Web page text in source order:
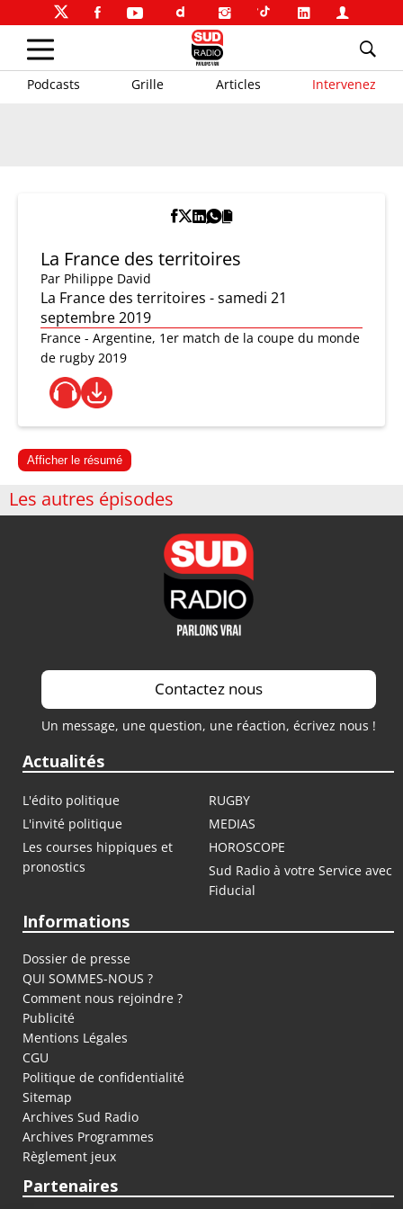
Podcasts Grille Articles Intervenez
La France des territoires
Par Philippe David
La France des territoires - samedi 21
septembre 2019
France - Argentine, 1er match de la coupe du monde
de rugby 2019
Afficher le résumé
Les autres épisodes
Contactez nous
Un message, une question, une réaction, écrivez nous !
Actualités
L'édito politique
RUGBY
L'invité politique
MEDIAS
Les courses hippiques et
pronostics
HOROSCOPE
Sud Radio à votre Service avec
Fiducial
Informations
Dossier de presse
QUI SOMMES-NOUS ?
Comment nous rejoindre ?
Publicité
Mentions Légales
CGU
Politique de confidentialité
Sitemap
Archives Sud Radio
Archives Programmes
Règlement jeux
Partenaires